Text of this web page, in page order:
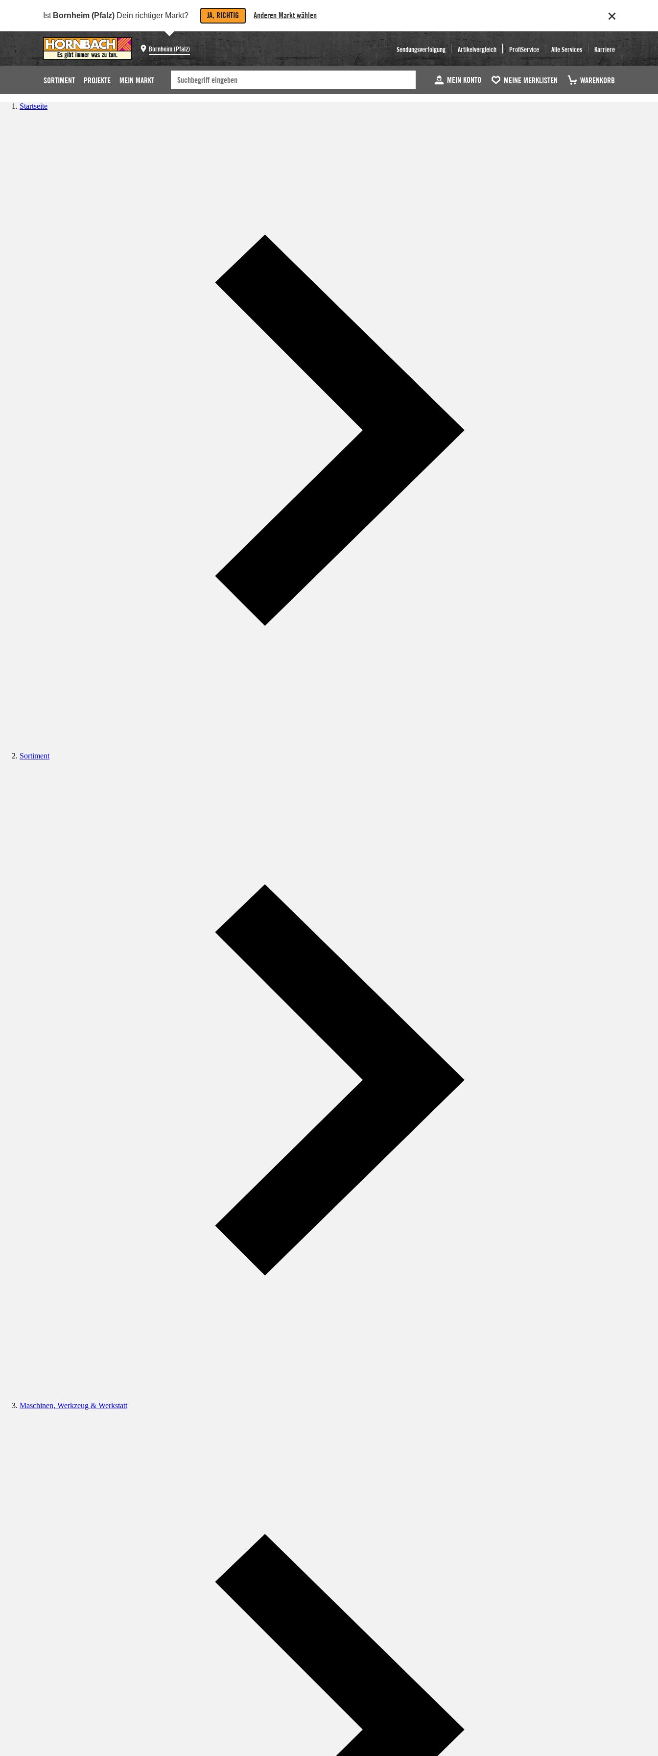
Ist Bornheim (Pfalz) Dein richtiger Markt? JA, RICHTIG Anderen Markt wählen
Bornheim (Pfalz) Sendungsverfolgung Artikelvergleich ProfiService Alle Services Karriere
SORTIMENT PROJEKTE MEIN MARKT MEIN KONTO MEINE MERKLISTEN WARENKORB
Startseite
Sortiment
Maschinen, Werkzeug & Werkstatt